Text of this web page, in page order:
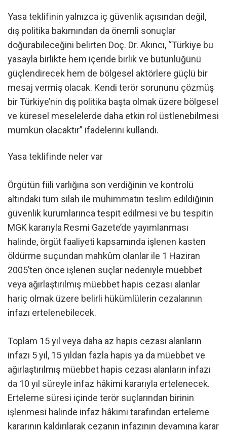
Yasa teklifinin yalnızca iç güvenlik açısından değil,
dış politika bakımından da önemli sonuçlar
doğurabileceğini belirten Doç. Dr. Akıncı, “Türkiye bu
yasayla birlikte hem içeride birlik ve bütünlüğünü
güçlendirecek hem de bölgesel aktörlere güçlü bir
mesaj vermiş olacak. Kendi terör sorununu çözmüş
bir Türkiye’nin dış politika başta olmak üzere bölgesel
ve küresel meselelerde daha etkin rol üstlenebilmesi
mümkün olacaktır” ifadelerini kullandı.
Yasa teklifinde neler var
Örgütün fiili varlığına son verdiğinin ve kontrolü
altındaki tüm silah ile mühimmatın teslim edildiğinin
güvenlik kurumlarınca tespit edilmesi ve bu tespitin
MGK kararıyla Resmi Gazete’de yayımlanması
halinde, örgüt faaliyeti kapsamında işlenen kasten
öldürme suçundan mahkûm olanlar ile 1 Haziran
2005’ten önce işlenen suçlar nedeniyle müebbet
veya ağırlaştırılmış müebbet hapis cezası alanlar
hariç olmak üzere belirli hükümlülerin cezalarının
infazı ertelenebilecek.
Toplam 15 yıl veya daha az hapis cezası alanların
infazı 5 yıl, 15 yıldan fazla hapis ya da müebbet ve
ağırlaştırılmış müebbet hapis cezası alanların infazı
da 10 yıl süreyle infaz hâkimi kararıyla ertelenecek.
Erteleme süresi içinde terör suçlarından birinin
işlenmesi halinde infaz hâkimi tarafından erteleme
kararının kaldırılarak cezanın infazının devamına karar